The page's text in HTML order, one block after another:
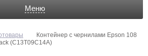
Меню
Контейнер с чернилами Epson 108
(C13T09C14A)